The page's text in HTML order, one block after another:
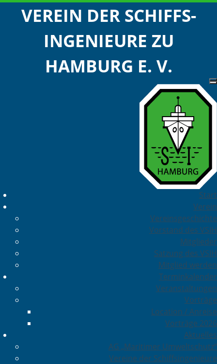
VEREIN DER SCHIFFS-
INGENIEURE ZU
HAMBURG E. V.
Start
Verein
Vereinsgeschichte
Vorstand des VSIH
Mitglieder
Satzung des VSIH
Mitglied werden
Terminkalender
Veranstaltungen
Vorträge
Location / Anreise
Vorträge 2026
Aktuelles
AG „Maritimer Umweltschutz“
Vereine der Schiffsingenieure